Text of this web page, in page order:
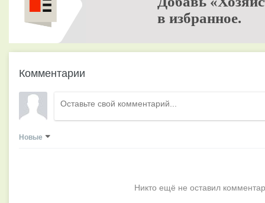
в избранное.
Комментарии
Новые
Никто ещё не оставил